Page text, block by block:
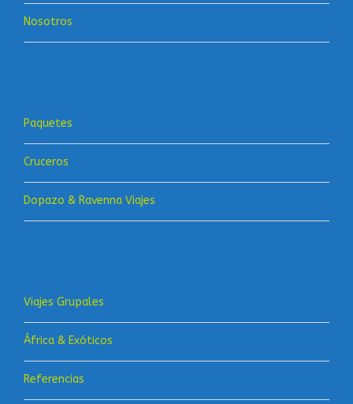
Nosotros
Paquetes
Cruceros
Dopazo & Ravenna Viajes
Viajes Grupales
África & Exóticos
Referencias